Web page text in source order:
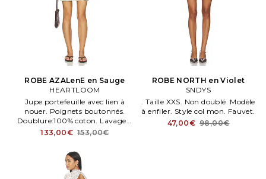
ROBE AZALenE en Sauge
HEARTLOOM
Jupe portefeuille avec lien à
nouer. Poignets boutonnés.
Doublure:100% coton. Lavage à
la maen. HEARTLOOM ROBE
133,00€ 153,00€
ROBE NORTH en Violet
SNDYS
. Taille XXS. Non doublé. Modèle
à enfiler. Style col mon. Fauvet.
47,00€ 98,00€